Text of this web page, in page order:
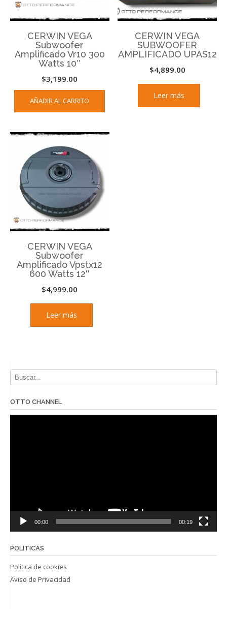
CERWIN VEGA
Subwoofer
Amplificado Vr10 300
Watts 10″
$3,199.00
AÑADIR AL CARRITO
CERWIN VEGA
SUBWOOFER
AMPLIFICADO UPAS12
$4,899.00
Leer más
CERWIN VEGA
Subwoofer
Amplificado Vpstx12
600 Watts 12″
$4,999.00
Leer más
OTTO CHANNEL
00:00 00:19
POLITICAS
Política de cookies
Aviso de Privacidad